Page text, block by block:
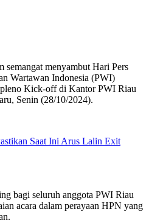
menyambut Hari Pers
Wartawan Indonesia (PWI)
Kick-off di Kantor PWI Riau
Senin (28/10/2024).
Saat Ini Arus Lalin Exit
bagi seluruh anggota PWI Riau
acara dalam perayaan HPN yang